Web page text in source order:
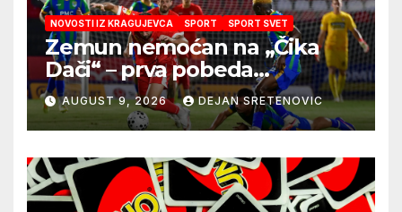
NOVOSTI IZ KRAGUJEVCA SPORT SPORT SVET
Zemun nemoćan na „Čika
Dači“ – prva pobeda
Radničkog u drugom
mandatu Feđe Dudića
AUGUST 9, 2026 DEJAN SRETENOVIC